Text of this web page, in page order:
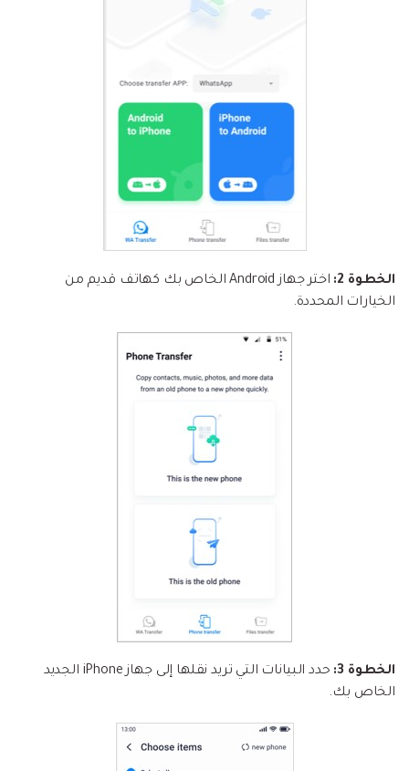
الخطوة 2:
اختر جهاز Android الخاص بك كهاتف قديم من
الخيارات المحددة.
الخطوة 3:
حدد البيانات التي تريد نقلها إلى جهاز iPhone الجديد
الخاص بك.